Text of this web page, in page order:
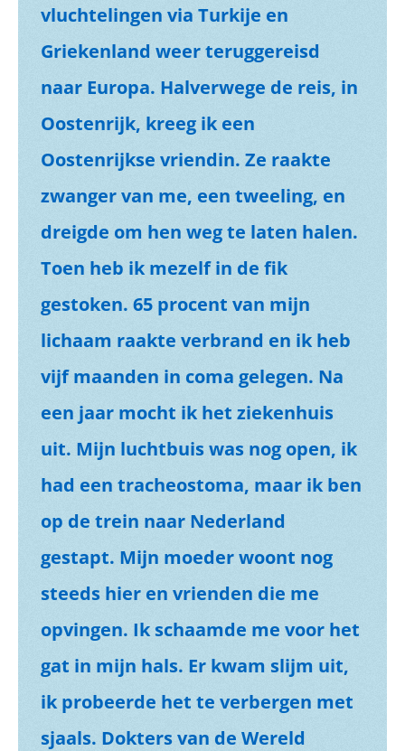
vluchtelingen via Turkije en
Griekenland weer teruggereisd
naar Europa. Halverwege de reis, in
Oostenrijk, kreeg ik een
Oostenrijkse vriendin. Ze raakte
zwanger van me, een tweeling, en
dreigde om hen weg te laten halen.
Toen heb ik mezelf in de fik
gestoken. 65 procent van mijn
lichaam raakte verbrand en ik heb
vijf maanden in coma gelegen. Na
een jaar mocht ik het ziekenhuis
uit. Mijn luchtbuis was nog open, ik
had een tracheostoma, maar ik ben
op de trein naar Nederland
gestapt. Mijn moeder woont nog
steeds hier en vrienden die me
opvingen. Ik schaamde me voor het
gat in mijn hals. Er kwam slijm uit,
ik probeerde het te verbergen met
sjaals. Dokters van de Wereld